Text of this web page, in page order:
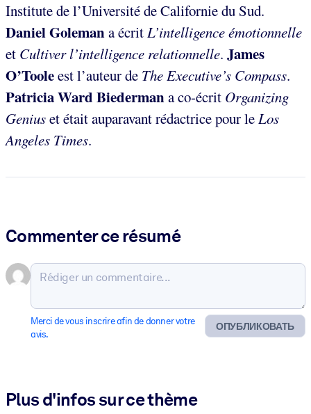
Institute de l’Université de Californie du Sud.
Daniel Golemana écritL’intelligenceémotionnelle
et Cultiver l’intelligence relationnelle. James
O’Tooleest l’auteur de The Executive’s Compass.
Patricia Ward Biedermana co-écrit Organizing
Geniuset était auparavant rédactrice pour leLos
Angeles Times.
Commenter ce résumé
ОПУБЛИКОВАТЬ
Merci de vous inscrire afin de donner votre
avis.
Plus d'infos sur ce thème